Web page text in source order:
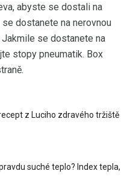
abyste se dostali na
dostanete na nerovnou
se dostanete na
stopy pneumatik. Box
z Luciho zdravého tržiště
suché teplo? Index tepla,